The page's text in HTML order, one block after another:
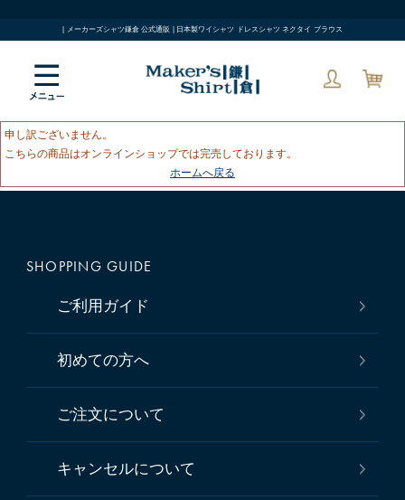
| メーカーズシャツ鎌倉 公式通販 | 日本製ワイシャツ ドレスシャツ ネクタイ ブラウス
申し訳ございません。
こちらの商品はオンラインショップでは完売しております。
ホームへ戻る
SHOPPING GUIDE
ご利用ガイド
初めての方へ
ご注文について
キャンセルについて